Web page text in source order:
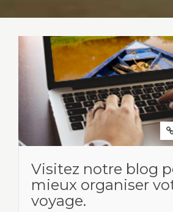
Visitez notre blog
mieux organiser
voyage.